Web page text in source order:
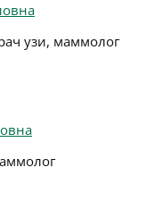
узи, маммолог